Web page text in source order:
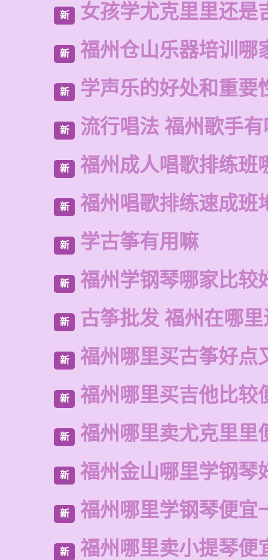
新 女孩学尤克里里还是
新 福州仓山乐器培训哪
新 学声乐的好处和重要
新 流行唱法 福州歌手
新 福州成人唱歌排练班
新 福州唱歌排练速成班
新 学古筝有用嘛
新 福州学钢琴哪家比较
新 古筝批发 福州在哪
新 福州哪里买古筝好点
新 福州哪里买吉他比较
新 福州哪里卖尤克里里
新 福州金山哪里学钢琴
新 福州哪里学钢琴便宜
新 福州哪里卖小提琴便